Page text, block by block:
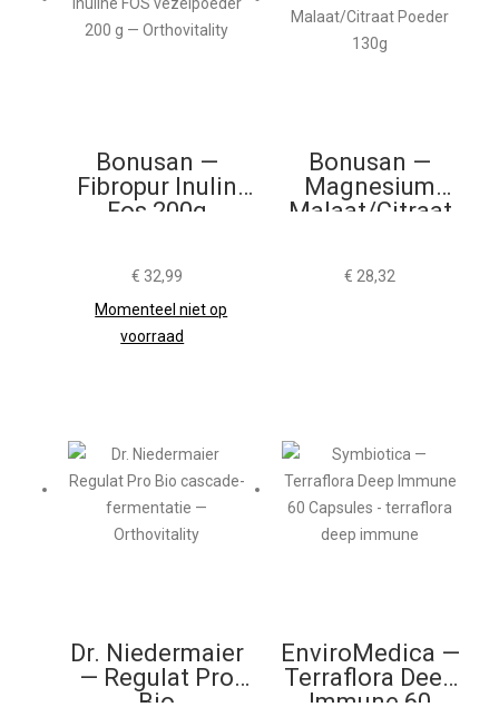
Bonusan —
Fibropur Inulin
Fos 200g
€ 32,99
Momenteel niet op
voorraad
Bonusan —
Magnesium
Malaat/Citraat
€ 28,32
Dr. Niedermaier
— Regulat Pro
Bio
EnviroMedica —
Terraflora Deep
Immune 60